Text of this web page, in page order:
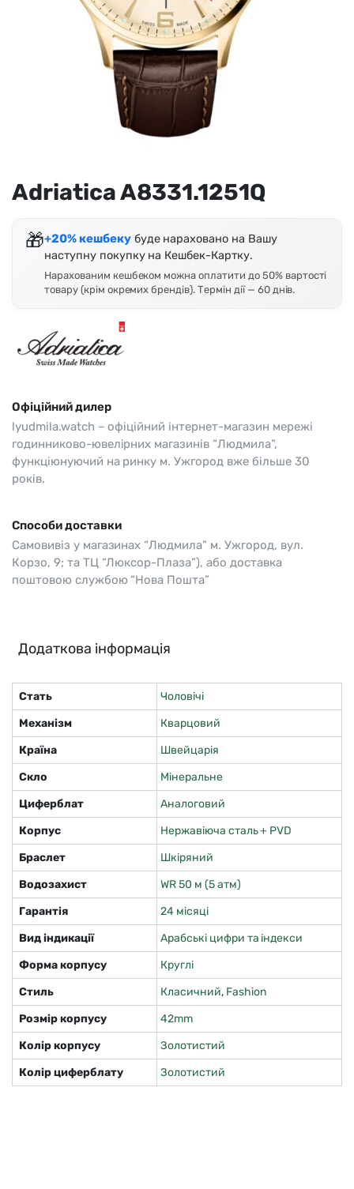
Adriatica A8331.1251Q
🎁+20% кешбекубуде нараховано на Вашу
наступну покупку на Кешбек-Картку.
Нарахованим кешбеком можна оплатити до 50% вартості
товару (крім окремих брендів). Термін дії — 60 днів.
Офіційний дилер
lyudmila.watch – офіційний інтернет-магазин мережі
годинниково-ювелірних магазинів “Людмила”,
функціюнуючий на ринку м. Ужгород вже більше 30
років.
Способи доставки
Самовивіз у магазинах “Людмила” м. Ужгород, вул.
Корзо, 9; та ТЦ “Люксор-Плаза”), або доставка
поштовою службою “Нова Пошта”
Додаткова інформація
Стать
Чоловічі
Механізм
Кварцовий
Країна
Швейцарія
Скло
Мінеральне
Циферблат
Аналоговий
Корпус
Нержавіюча сталь + PVD
Браслет
Шкіряний
Водозахист
WR 50 м (5 атм)
Гарантія
24 місяці
Вид індикації
Арабські цифри та індекси
Форма корпусу
Круглі
Стиль
Класичний, Fashion
Розмір корпусу
42mm
Колір корпусу
Золотистий
Колір циферблату
Золотистий